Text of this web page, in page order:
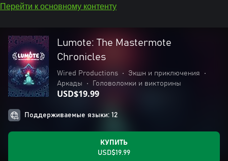
Перейти к основному контенту
Lumote: The Mastermote
Chronicles
Wired Productions • Экшн и приключения
•
Аркады
• Головоломки и викторины
USD$19.99
Поддерживаемые языки: 12
КУПИТЬ
USD$19.99